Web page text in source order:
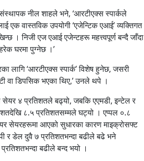
नील शाहले भने, ‘आरटीएक्स स्पार्कले
एक वास्तविक उपयोगी ‘एजेन्टिक एआई’ व्यक्तिगत
। निजी एज एआई एजेन्टहरू महत्त्वपूर्ण बन्दै जाँदा
घरमा पुग्नेछ ।’
लागि ‘आरटीएक्स स्पार्क’ विशेष हुनेछ, जसरी
वा डिपसिक भएका थिए,’ उनले थपे ।
सेयर ४ प्रतिशतले बढ्यो, जबकि एएमडी, इन्टेल र
८.५ प्रतिशतसम्मले घट्यो । एप्पल ०.८
सेयरहरूमा आएको सुधारका कारण माइक्रोसफ्ट
र डेल दुवै ७ प्रतिशतभन्दा बढीले बढे भने
बढीले बन्द भयो ।